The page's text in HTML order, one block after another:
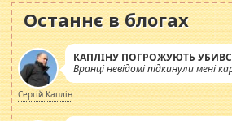
Останнє в блогах
КАПЛІНУ ПОГРОЖУЮТЬ
Вранці невідомі підкинули мені
Сергій Каплін